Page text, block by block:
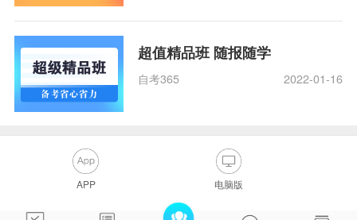
超值精品班 随报随学
自考365 2022-01-16
APP 电脑版